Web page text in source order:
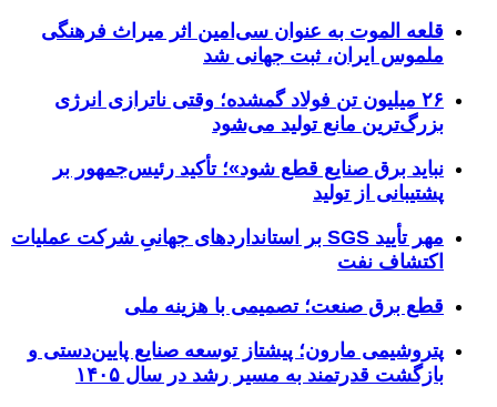
قلعه الموت به عنوان سی‌امین اثر میراث‌ فرهنگی
ملموس ایران، ثبت جهانی شد
۲۶ میلیون تن فولاد گمشده؛ وقتی ناترازی انرژی
بزرگ‌ترین مانع تولید می‌شود
نباید برق صنایع قطع شود»؛ تأکید رئیس‌جمهور بر
پشتیبانی از تولید
مهر تأیید SGS بر استانداردهای جهانیِ شرکت عملیات
اکتشاف نفت
قطع برق صنعت؛ تصمیمی با هزینه ملی
پتروشیمی مارون؛ پیشتاز توسعه صنایع پایین‌دستی و
بازگشت قدرتمند به مسیر رشد در سال ۱۴۰۵